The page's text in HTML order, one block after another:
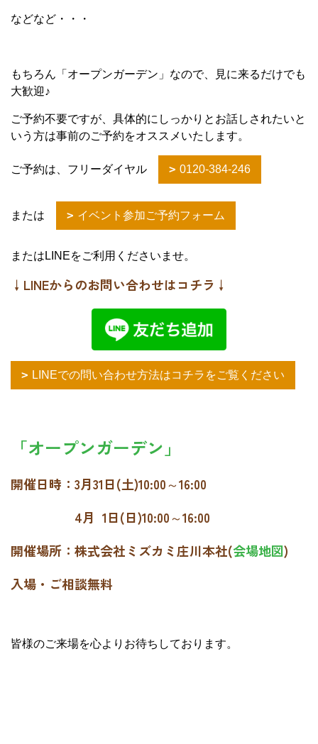
などなど・・・
もちろん「オープンガーデン」なので、見に来るだけでも
大歓迎♪
ご予約不要ですが、具体的にしっかりとお話しされたいと
いう方は事前のご予約をオススメいたします。
ご予約は、フリーダイヤル 0120-384-246
または イベント参加ご予約フォーム
またはLINEをご利用くださいませ。
↓LINEからのお問い合わせはコチラ↓
LINEでの問い合わせ方法はコチラをご覧ください
「オープンガーデン」
開催日時：3月31日(土)10:00～16:00
4月 1日(日)10:00～16:00
開催場所：株式会社ミズカミ庄川本社(会場地図)
入場・ご相談無料
皆様のご来場を心よりお待ちしております。